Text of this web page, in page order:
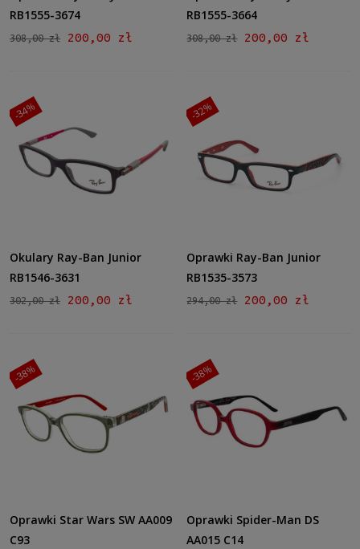
RB1555-3674
308,00 zł 200,00 zł
RB1555-3664
308,00 zł 200,00 zł
Okulary Ray-Ban Junior
RB1546-3631
302,00 zł 200,00 zł
-34%
Oprawki Ray-Ban Junior
RB1535-3573
294,00 zł 200,00 zł
-32%
Oprawki Star Wars SW AA009
C93
-38%
Oprawki Spider-Man DS
AA015 C14
-38%